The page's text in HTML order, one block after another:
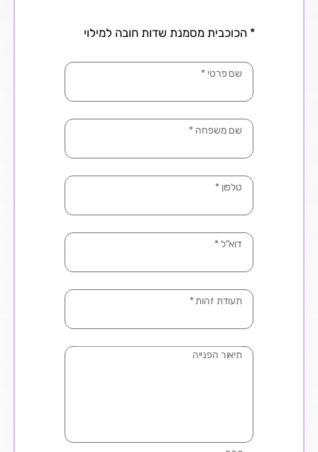
* הכוכבית מסמנת שדות חובה למילוי
שם פרטי *
שם משפחה *
טלפון*
דוא"ל*
תעודת זהות*
עיר*
תיאור הפנייה